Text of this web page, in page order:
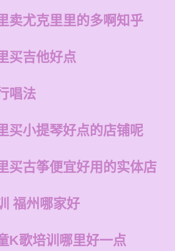
卖尤克里里的多啊知乎
买吉他好点
唱法
买小提琴好点的店铺呢
买古筝便宜好用的实体店
福州哪家好
K歌培训哪里好一点